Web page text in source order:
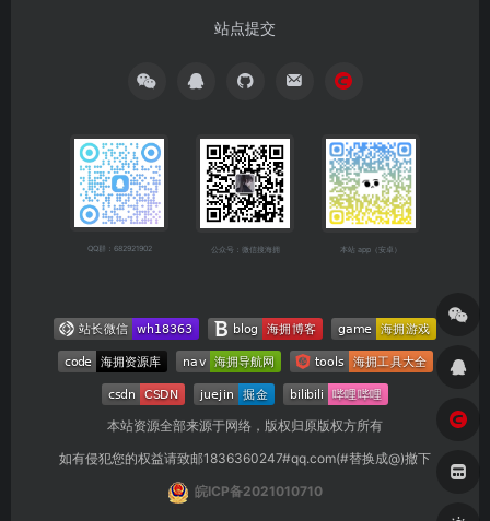
站点提交
QQ群：682921902 公众号：微信搜海拥 本站 app（安卓）
本站资源全部来源于网络，版权归原版权方所有
如有侵犯您的权益请致邮1836360247#qq.com(#替换成@)撤下
皖ICP备2021010710